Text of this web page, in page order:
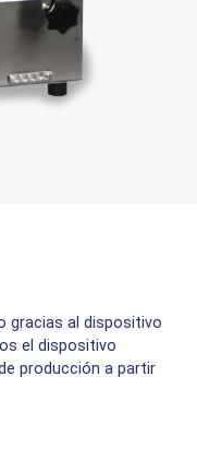
gracias al dispositivo
el dispositivo
producción a partir